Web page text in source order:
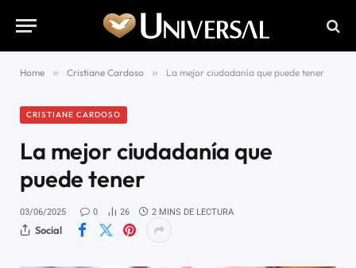
Home » Cristiane Cardoso » La mejor ciudadanía que puede tener
CRISTIANE CARDOSO
La mejor ciudadanía que
puede tener
03/06/2025 0 26 2 MINS DE LECTURA
Social